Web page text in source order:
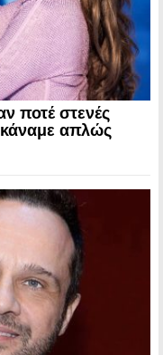
ποτέ στενές
απλώς